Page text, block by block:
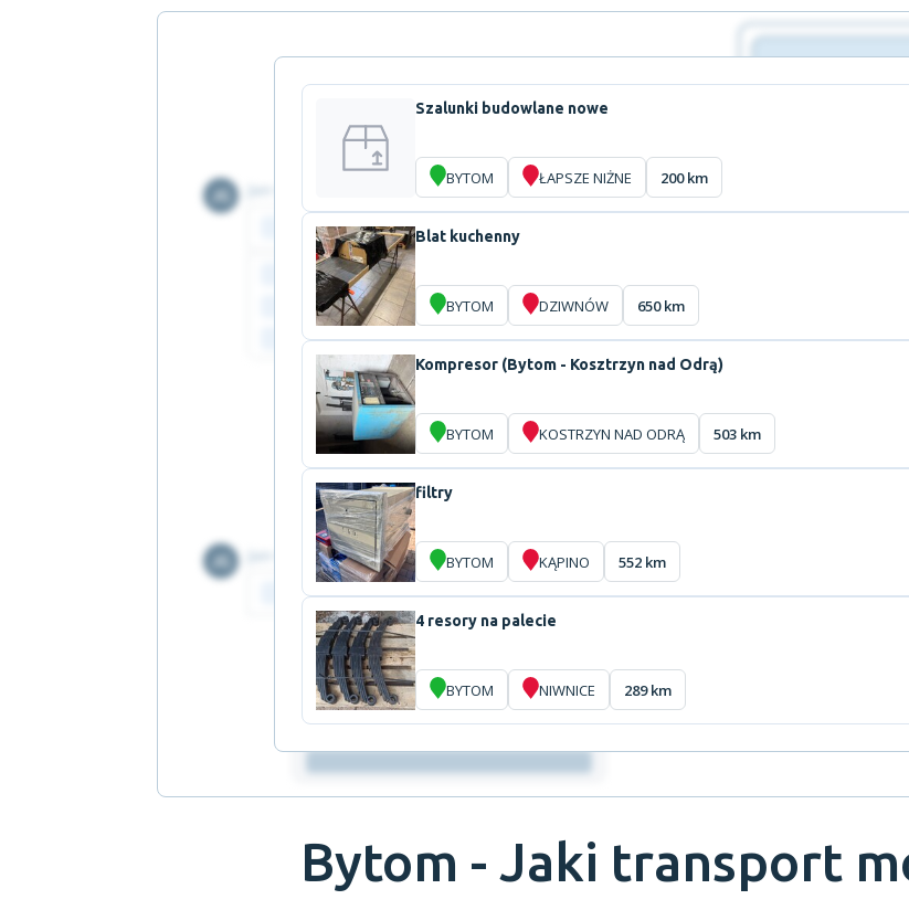
Szalunki budowlane nowe
BYTOM ŁAPSZE NIŻNE 200 km
Blat kuchenny
BYTOM DZIWNÓW 650 km
Kompresor (Bytom - Kosztrzyn nad Odrą)
BYTOM KOSTRZYN NAD ODRĄ 503 km
filtry
BYTOM KĄPINO 552 km
4 resory na palecie
BYTOM NIWNICE 289 km
Bytom - Jaki transport